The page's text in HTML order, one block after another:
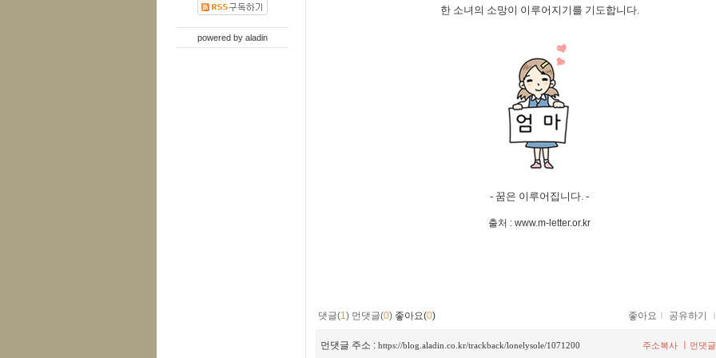
powered by aladin
한 소녀의 소망이 이루어지기를 기도합니다.
- 꿈은 이루어집니다. -
출처 : www.m-letter.or.kr
댓글(1 ) 먼댓글(0) 좋아요(0) 좋아요 ｌ 공유하기 ｌ
먼댓글 주소 : https://blog.aladin.co.kr/trackback/lonelysole/1071200 먼댓
주소복사 ㅣ